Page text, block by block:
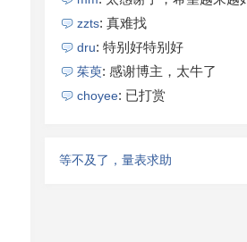
zzts: 真难找
dru: 特别好特别好
茱萸: 感谢博主，太牛了
choyee: 已打赏
等不及了，量表求助